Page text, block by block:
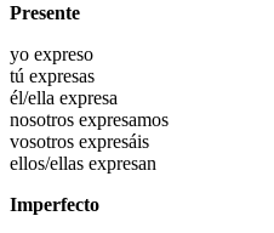
Presente
yo expreso
tú expresas
él/ella expresa
nosotros expresamos
vosotros expresáis
ellos/ellas expresan
Imperfecto